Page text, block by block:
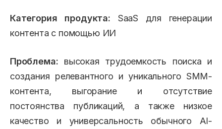
Категория продукта: SaaS для генерации
контента с помощью ИИ
Проблема: высокая трудоемкость поиска и
создания релевантного и уникального SMM-
контента, выгорание и отсутствие
постоянства публикаций, а также низкое
качество и универсальность обычного AI-